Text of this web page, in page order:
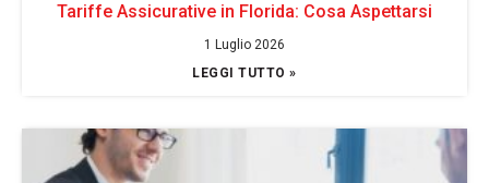
Tariffe Assicurative in Florida: Cosa Aspettarsi
1 Luglio 2026
LEGGI TUTTO »